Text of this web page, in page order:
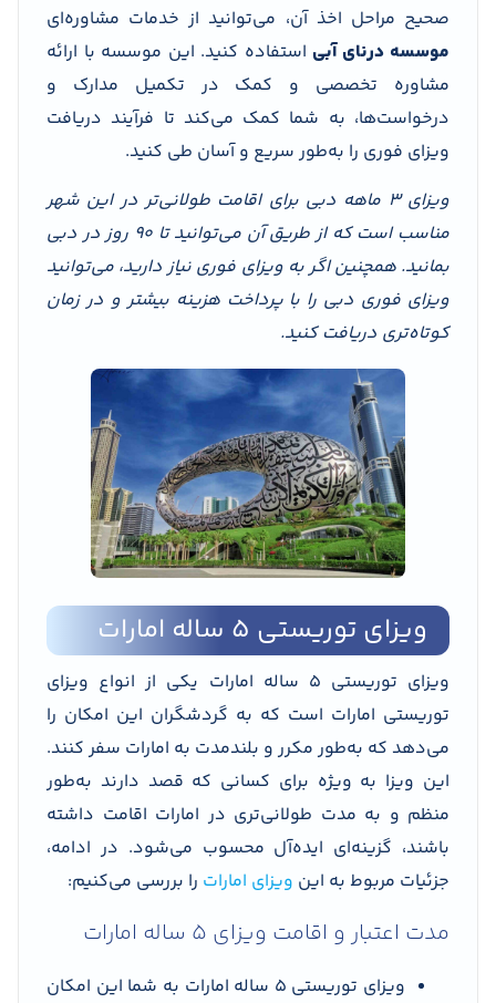
صحیح مراحل اخذ آن، می‌توانید از خدمات مشاوره‌ای
موسسه درنای آبی استفاده کنید. این موسسه با ارائه
مشاوره تخصصی و کمک در تکمیل مدارک و
درخواست‌ها، به شما کمک می‌کند تا فرآیند دریافت
ویزای فوری را به‌طور سریع و آسان طی کنید.
ویزای 3 ماهه دبی
برای اقامت طولانی‌تر در این شهر
مناسب است که از طریق آن می‌توانید تا 90 روز در دبی
بمانید. همچنین اگر به ویزای فوری نیاز دارید، می‌توانید
ویزای فوری دبی را با پرداخت هزینه بیشتر و در زمان
کوتاه‌تری دریافت کنید.
ویزای توریستی 5 ‌ساله امارات
ویزای توریستی 5 ‌ساله امارات یکی از انواع ویزای
توریستی امارات است که به گردشگران این امکان را
می‌دهد که به‌طور مکرر و بلندمدت به امارات سفر کنند.
این ویزا به ویژه برای کسانی که قصد دارند به‌طور
منظم و به مدت طولانی‌تری در امارات اقامت داشته
باشند، گزینه‌ای ایده‌­آل محسوب می‌­شود. در ادامه،
جزئیات مربوط به این ویزای امارات را بررسی می‌­کنیم:
مدت اعتبار و اقامت ویزای 5 ساله امارات
ویزای توریستی 5 ‌ساله امارات به شما این امکان